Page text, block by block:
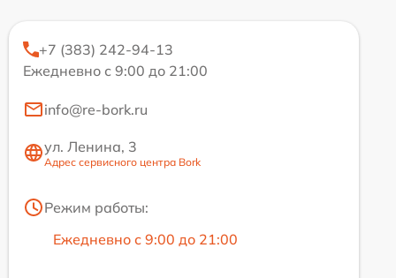
+7 (383) 242-94-13
Ежедневно с 9:00 до 21:00
info@re-bork.ru
ул. Ленина, 3
Адрес сервисного центра Bork
Режим работы:
Ежедневно с 9:00 до 21:00